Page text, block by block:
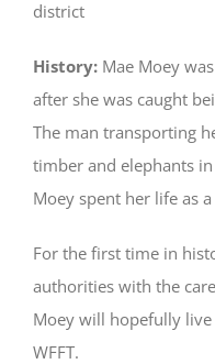
district
History:Mae Moey
after she was caught
The man transporting
timber and elephants
Moey spent her life as
For the first time in
authorities with the
Moey will hopefully
WFFT.